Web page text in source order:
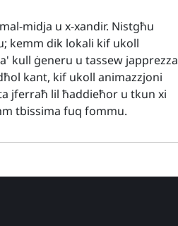
midja u x-xandir. Nistgħu
kemm dik lokali kif ukoll
kull ġeneru u tassew japprezza
kant, kif ukoll animazzjoni
jferraħ lil ħaddieħor u tkun xi
tbissima fuq fommu.